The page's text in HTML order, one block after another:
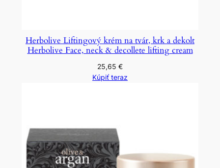
Herbolive Liftingový krém na tvár, krk a dekolt
Herbolive Face, neck & decollete lifting cream
25,65 €
Kúpiť teraz